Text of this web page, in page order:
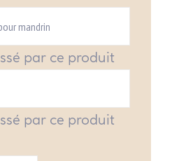
par ce produit
par ce produit